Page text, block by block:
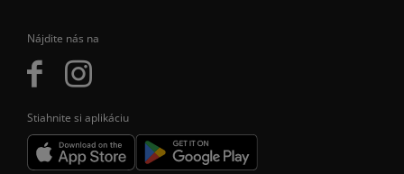
Nájdite nás na
Stiahnite si aplikáciu